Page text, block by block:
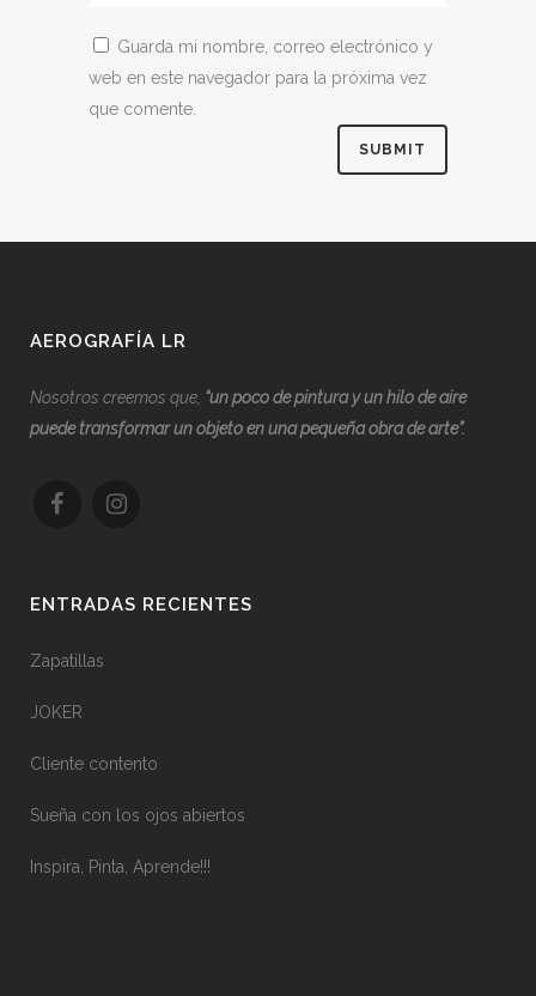
Guarda mi nombre, correo electrónico y
web en este navegador para la próxima vez
que comente.
AEROGRAFÍA LR
Nosotros creemos que, “un poco de pintura y un hilo de aire
puede transformar un objeto en una pequeña obra de arte”.
ENTRADAS RECIENTES
Zapatillas
JOKER
Cliente contento
Sueña con los ojos abiertos
Inspira, Pinta, Aprende!!!